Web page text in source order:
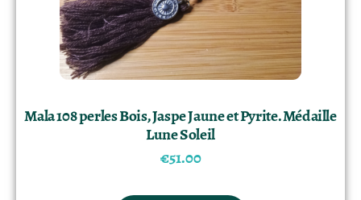
Mala 108 perles Bois, Jaspe Jaune et Pyrite. Médaille
Lune Soleil
€51.00